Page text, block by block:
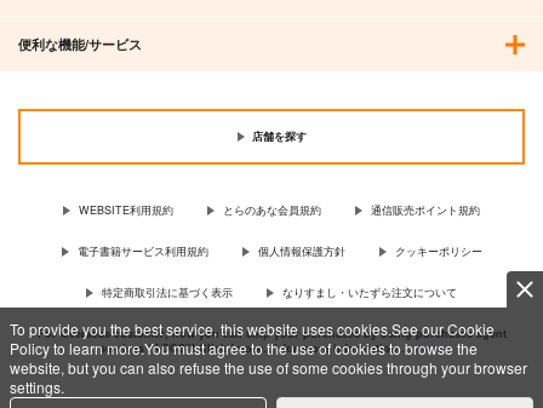
To provide you the best service, this website uses cookies.See our Cookie
Policy to learn more.You must agree to the use of cookies to browse the
website, but you can also refuse the use of some cookies through your browser
settings.
便利な機能/サービス
店舗を探す
WEBSITE利用規約 とらのあな会員規約 通信販売ポイント規約
電子書籍サービス利用規約 個人情報保護方針 クッキーポリシー
特定商取引法に基づく表示 なりすまし・いたずら注文について
For Overseas customer, now you can ship your purchases by using purchases agent
services “AOCS”! Click {more…} for more information …more